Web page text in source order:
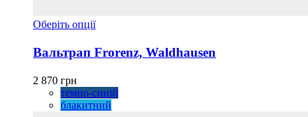
Оберіть опціїЦей
має
кілька
Параметри
можна
вибрати
Вальтрап Frorenz, Waldhausen
2 870 грн
темно-синій
блакитний